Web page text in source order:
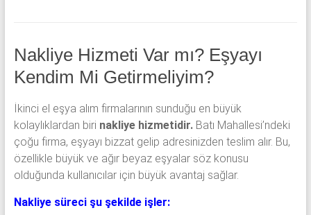
Nakliye Hizmeti Var mı? Eşyayı
Kendim Mi Getirmeliyim?
İkinci el eşya alım firmalarının sunduğu en büyük
kolaylıklardan biri nakliye hizmetidir.Batı Mahallesi’ndeki
çoğu firma, eşyayı bizzat gelip adresinizden teslim alır. Bu,
özellikle büyük ve ağır beyaz eşyalar söz konusu
olduğunda kullanıcılar için büyük avantaj sağlar.
Nakliye süreci şu şekilde işler: